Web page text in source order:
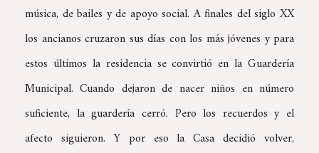
música, de bailes y de apoyo social. A finales del siglo XX
los ancianos cruzaron sus días con los más jóvenes y para
estos últimos la residencia se convirtió en la Guardería
Municipal. Cuando dejaron de nacer niños en número
suficiente, la guardería cerró. Pero los recuerdos y el
afecto siguieron. Y por eso la Casa decidió volver,